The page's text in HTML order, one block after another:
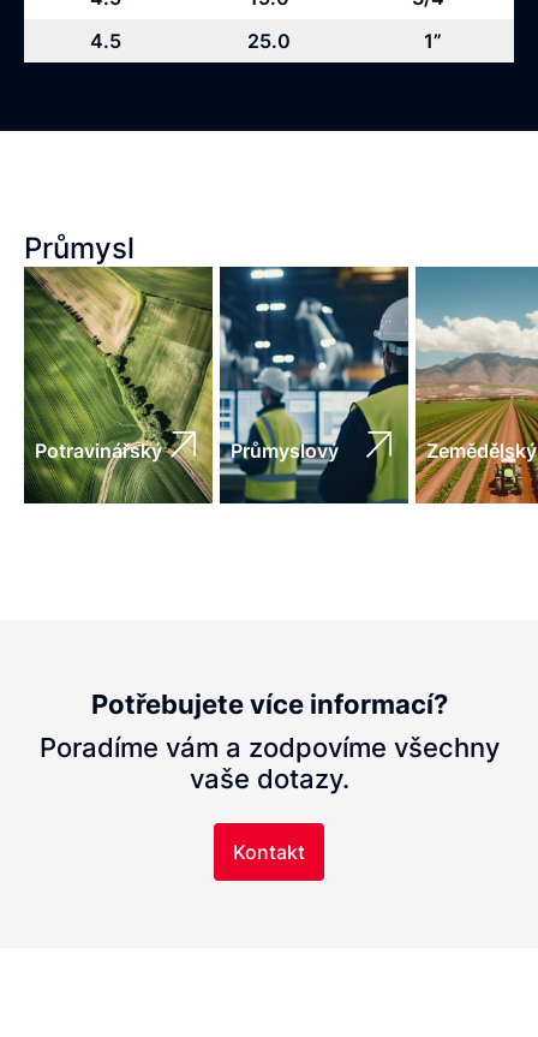
4.5
25.0 1”
Průmysl
Potravinářský Průmyslový Zemědělský
Potřebujete více informací?
Poradíme vám a zodpovíme všechny
vaše dotazy.
Kontakt